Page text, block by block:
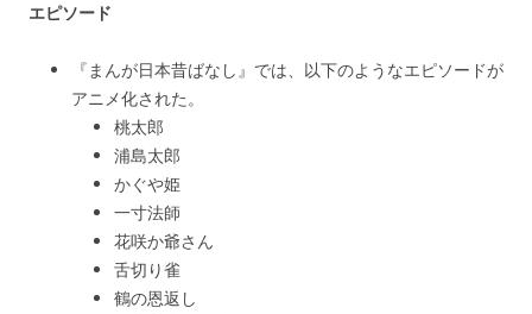
エピソード
『まんが日本昔ばなし』では、以下のようなエピソードが
アニメ化された。
桃太郎
浦島太郎
かぐや姫
一寸法師
花咲か爺さん
舌切り雀
鶴の恩返し